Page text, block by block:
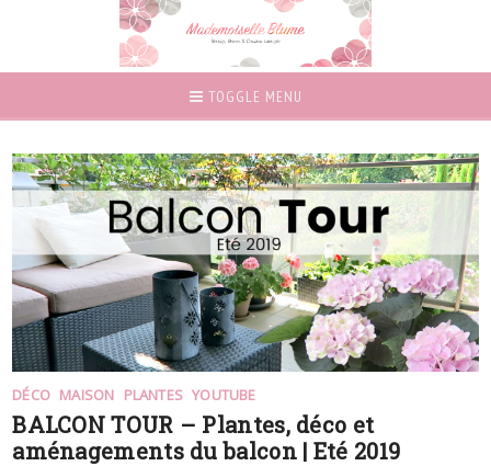
TOGGLE MENU
DÉCO MAISON PLANTES YOUTUBE
BALCON TOUR – Plantes, déco et
aménagements du balcon | Eté 2019